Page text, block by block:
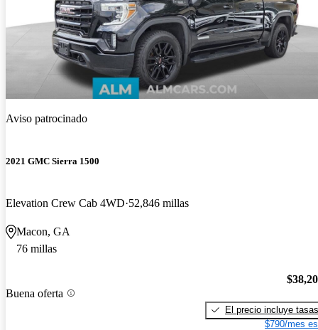
Aviso patrocinado
2021 GMC Sierra 1500
Elevation Crew Cab 4WD 52,846 millas
Macon, GA
76 millas
Buena oferta
El precio incluye tasas
$790/mes